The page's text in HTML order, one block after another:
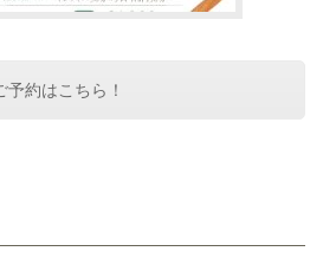
予約はこちら！